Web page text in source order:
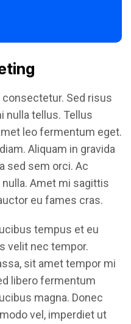
Sed risus
nulla tellus. Tellus
leo fermentum eget.
Aliquam in gravida
sed sem orci. Ac
Amet mi sagittis
eu fames cras.
tempus et eu
velit nec tempor.
sit amet tempor mi
libero fermentum
magna. Donec
vel, imperdiet ut